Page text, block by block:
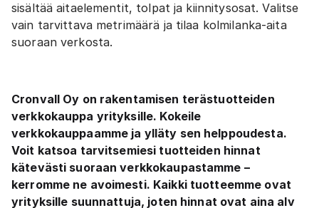
sisältää aitaelementit, tolpat ja kiinnitysosat. Valitse
vain tarvittava metrimäärä ja tilaa kolmilanka-aita
suoraan verkosta.
Cronvall Oy on rakentamisen terästuotteiden
verkkokauppa yrityksille. Kokeile
verkkokauppaamme ja ylläty sen helppoudesta.
Voit katsoa tarvitsemiesi tuotteiden hinnat
kätevästi suoraan verkkokaupastamme –
kerromme ne avoimesti. Kaikki tuotteemme ovat
yrityksille suunnattuja, joten hinnat ovat aina alv